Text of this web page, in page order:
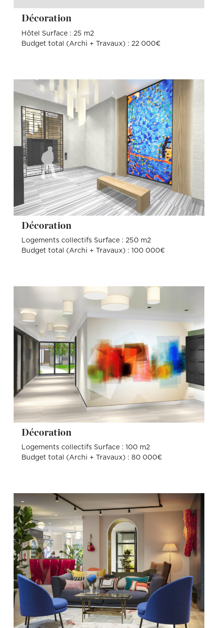
Décoration
Hôtel Surface : 25 m2
Budget total (Archi + Travaux) : 22 000€
Décoration
Logements collectifs Surface : 250 m2
Budget total (Archi + Travaux) : 100 000€
Décoration
Logements collectifs Surface : 100 m2
Budget total (Archi + Travaux) : 80 000€